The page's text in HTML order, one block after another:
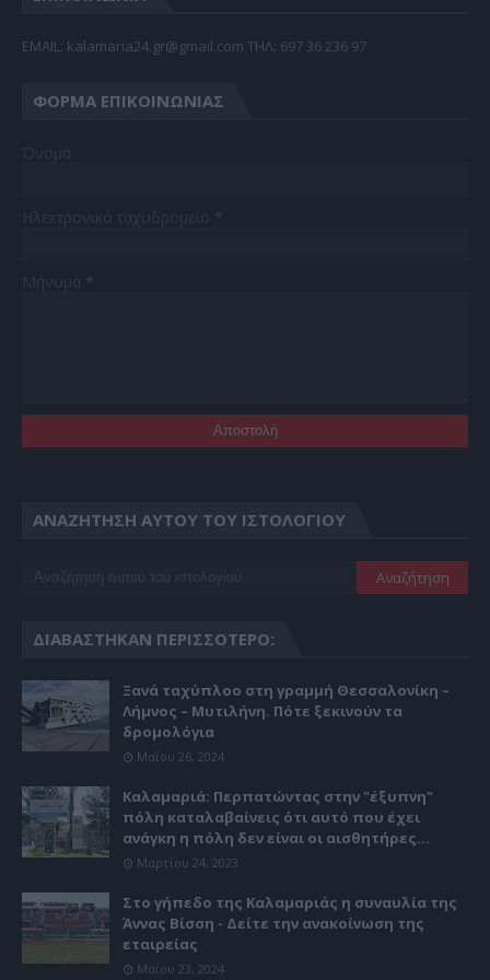
EMAIL: kalamaria24.gr@gmail.com TΗΛ: 697 36 236 97
ΦΌΡΜΑ ΕΠΙΚΟΙΝΩΝΊΑΣ
ΑΝΑΖΉΤΗΣΗ ΑΥΤΟΎ ΤΟΥ ΙΣΤΟΛΟΓΊΟΥ
ΔΙΑΒΆΣΤΗΚΑΝ ΠΕΡΙΣΣΌΤΕΡΟ:
Ξανά ταχύπλοο στη γραμμή Θεσσαλονίκη –
Λήμνος – Μυτιλήνη. Πότε ξεκινούν τα
δρομολόγια
Μαΐου 26, 2024
Καλαμαριά: Περπατώντας στην "έξυπνη"
πόλη καταλαβαίνεις ότι αυτό που έχει
ανάγκη η πόλη δεν είναι οι αισθητήρες...
Μαρτίου 24, 2023
Στο γήπεδο της Καλαμαριάς η συναυλία της
Άννας Βίσση - Δείτε την ανακοίνωση της
εταιρείας
Μαΐου 23, 2024